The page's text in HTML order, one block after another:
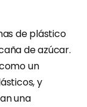
de plástico
de azúcar.
un
y
una